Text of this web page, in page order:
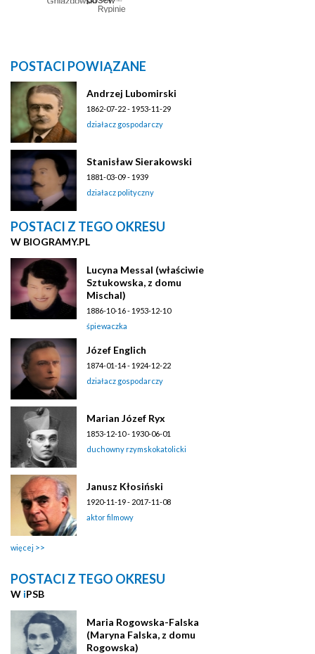
POSTACI POWIĄZANE
Andrzej Lubomirski
1862-07-22 - 1953-11-29
działacz gospodarczy
Stanisław Sierakowski
1881-03-09 - 1939
działacz polityczny
POSTACI Z TEGO OKRESU
W BIOGRAMY.PL
Lucyna Messal (właściwie
Sztukowska, z domu
Mischal)
1886-10-16 - 1953-12-10
śpiewaczka
Józef Englich
1874-01-14 - 1924-12-22
działacz gospodarczy
Marian Józef Ryx
1853-12-10 - 1930-06-01
duchowny rzymskokatolicki
Janusz Kłosiński
1920-11-19 - 2017-11-08
aktor filmowy
więcej
POSTACI Z TEGO OKRESU
W iPSB
Maria Rogowska-Falska
(Maryna Falska, z domu
Rogowska)